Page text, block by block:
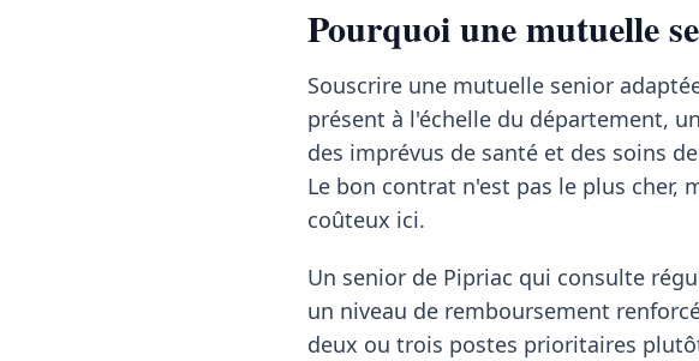
Pourquoi une mutuelle
Souscrire une mutuelle senior
présent à l'échelle du département,
des imprévus de santé et des soins
Le bon contrat n'est pas le plus cher,
coûteux ici.
Un senior de Pipriac qui consulte
un niveau de remboursement
deux ou trois postes prioritaires